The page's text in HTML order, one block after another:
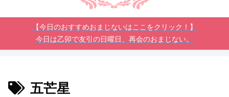
【今日のおすすめおまじないはここをクリック！】
今日は乙卯で友引の日曜日、再会のおまじない。
五芒星